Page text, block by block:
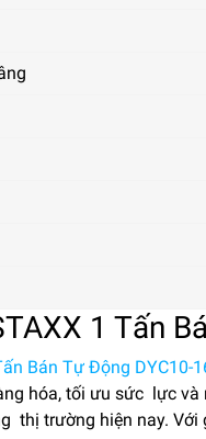
1 Tấn
Bán Tự Động DYC10-
hóa, tối ưu sức lực
thị trường hiện nay.